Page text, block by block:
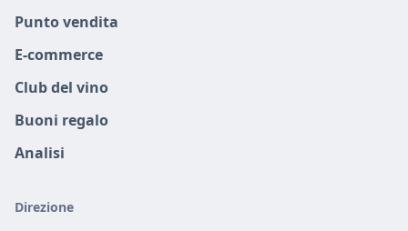
Punto vendita
E-commerce
Club del vino
Buoni regalo
Analisi
Direzione